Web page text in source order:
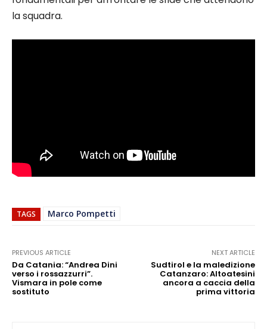
la squadra.
TAGS Marco Pompetti
PREVIOUS ARTICLE
Da Catania: “Andrea Dini
verso i rossazzurri”.
Vismara in pole come
sostituto
NEXT ARTICLE
Sudtirol e la maledizione
Catanzaro: Altoatesini
ancora a caccia della
prima vittoria